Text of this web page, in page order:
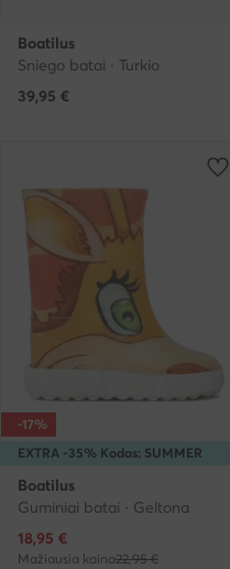
Boatilus
Sniego batai · Turkio
39,95 €
EXTRA -35% Kodas: SUMMER
-17%
Boatilus
Guminiai batai · Geltona
Dabartinė kaina
18,95 €
Mažiausia kaina22,95 €